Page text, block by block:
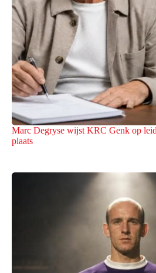
Marc Degryse wijst KRC Genk op
plaats